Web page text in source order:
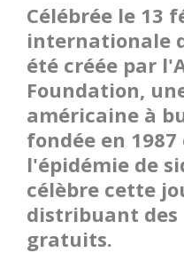
Célébrée le 13
internationale
été créée par
Foundation,
américaine à
fondée en 1987
l'épidémie de
célèbre cette
distribuant
gratuits.